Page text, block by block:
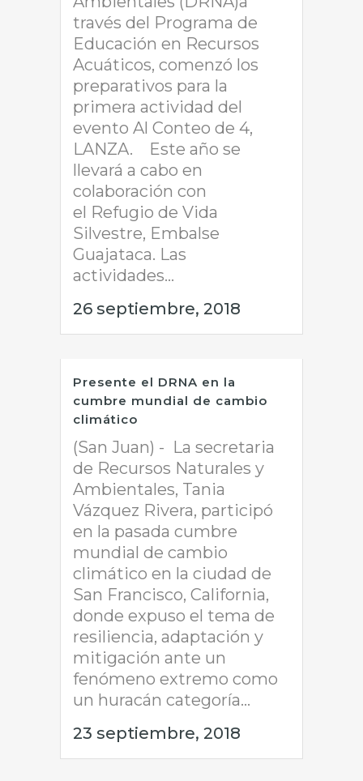
través del Programa de
Educación en Recursos
Acuáticos, comenzó los
preparativos para la
primera actividad del
evento Al Conteo de 4,
LANZA. Este año se
llevará a cabo en
colaboración con
el Refugio de Vida
Silvestre, Embalse
Guajataca. Las
actividades...
26 septiembre, 2018
Presente el DRNA en la
cumbre mundial de cambio
climático
(San Juan) - La secretaria
de Recursos Naturales y
Ambientales, Tania
Vázquez Rivera, participó
en la pasada cumbre
mundial de cambio
climático en la ciudad de
San Francisco, California,
donde expuso el tema de
resiliencia, adaptación y
mitigación ante un
fenómeno extremo como
un huracán categoría...
23 septiembre, 2018